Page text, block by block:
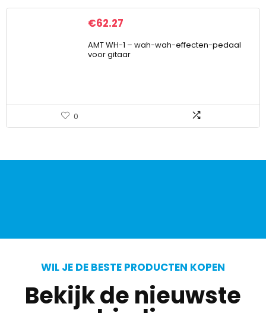
€62.27
AMT WH-1 – wah-wah-effecten-pedaal
voor gitaar
0
WIL JE DE BESTE PRODUCTEN KOPEN
Bekijk de nieuwste